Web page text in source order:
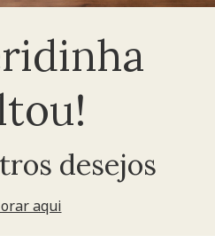
desejos
aqui